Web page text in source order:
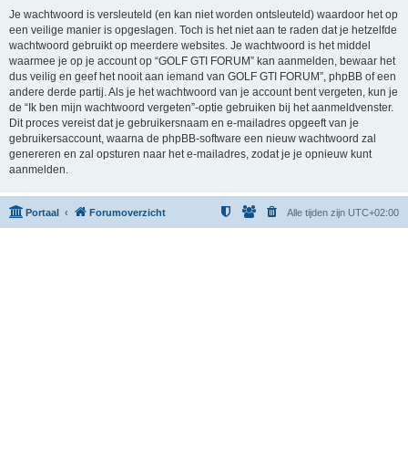
Je wachtwoord is versleuteld (en kan niet worden ontsleuteld) waardoor het op
een veilige manier is opgeslagen. Toch is het niet aan te raden dat je hetzelfde
wachtwoord gebruikt op meerdere websites. Je wachtwoord is het middel
waarmee je op je account op “GOLF GTI FORUM” kan aanmelden, bewaar het
dus veilig en geef het nooit aan iemand van GOLF GTI FORUM”, phpBB of een
andere derde partij. Als je het wachtwoord van je account bent vergeten, kun je
de “Ik ben mijn wachtwoord vergeten”-optie gebruiken bij het aanmeldvenster.
Dit proces vereist dat je gebruikersnaam en e-mailadres opgeeft van je
gebruikersaccount, waarna de phpBB-software een nieuw wachtwoord zal
genereren en zal opsturen naar het e-mailadres, zodat je je opnieuw kunt
aanmelden.
Portaal Forumoverzicht Alle tijden zijn UTC+02:00